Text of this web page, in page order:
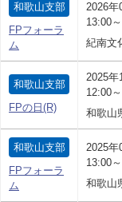
和歌山支部
FPフォーラ
ム
2026年
13:00
紀南
和歌山支部
FPの日(R)
2025年
12:00
和歌山
和歌山支部
FPフォーラ
ム
2025年
13:00
和歌山